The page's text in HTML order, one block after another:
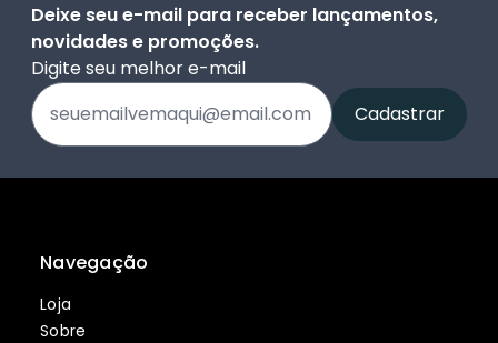
Deixe seu e-mail para receber lançamentos,
novidades e promoções.
Digite seu melhor e-mail
Navegação
Loja
Sobre